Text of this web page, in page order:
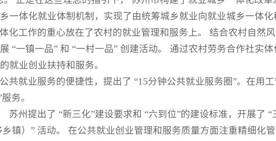
一体化就业体制机制，实现了由统筹城乡就业向就业城乡一体化
化工作的重心放在了农村的就业管理和服务上。 结合农村自然
“一镇一品” 和 “一村一品” 创建活动。 通过农村劳务合作社实
就业创业扶持和服务。
共就业服务的便捷性，提出了 “15分钟公共就业服务圈”。在用
务。
苏州提出了 “新三化”建设要求和 “六到位”的建设标准，开展了
镇）” 活动。 在公共就业创业管理和服务质量方面注重精细化